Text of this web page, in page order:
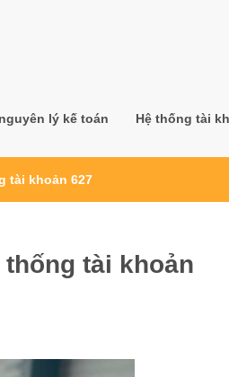
lý kế toán Hệ thống tài
tài khoản 627
tài khoản